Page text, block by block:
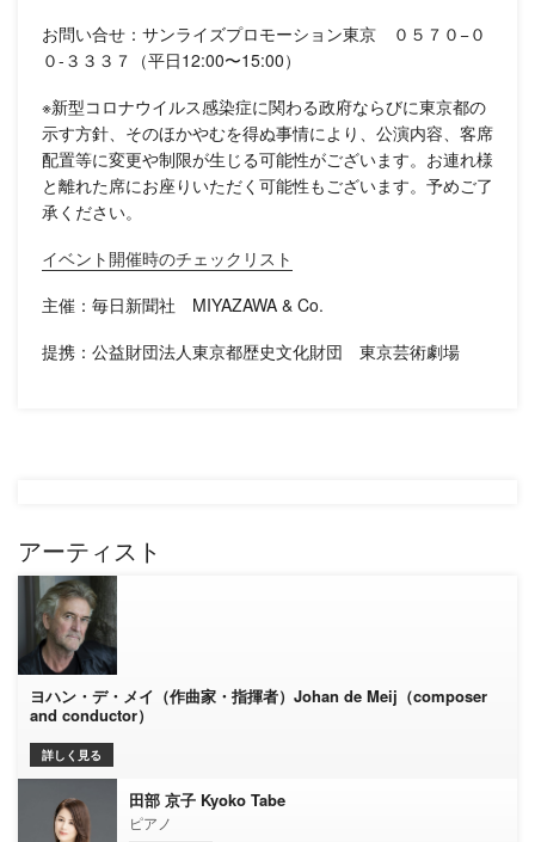
お問い合せ：サンライズプロモーション東京 ０５７０−０
０-３３３７（平日12:00〜15:00）
※新型コロナウイルス感染症に関わる政府ならびに東京都の
示す方針、そのほかやむを得ぬ事情により、公演内容、客席
配置等に変更や制限が生じる可能性がございます。お連れ様
と離れた席にお座りいただく可能性もございます。予めご了
承ください。
イベント開催時のチェックリスト
主催：毎日新聞社 MIYAZAWA & Co.
提携：公益財団法人東京都歴史文化財団 東京芸術劇場
アーティスト
ヨハン・デ・メイ（作曲家・指揮者）Johan de Meij（composer
and conductor）
詳しく見る
田部 京子 Kyoko Tabe
ピアノ